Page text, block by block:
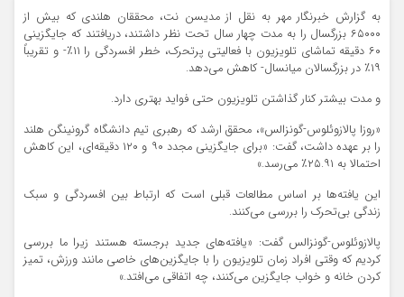
به گزارش خبرنگار مهر به نقل از مدیسن نت، محققان هلندی که بیش از
۶۵۰۰۰ بزرگسال را به مدت چهار سال تحت نظر داشتند، دریافتند که جایگزینی
۶۰ دقیقه تماشای تلویزیون با فعالیتی پرتحرک، خطر افسردگی را ۱۱٪- و تقریباً
۱۹٪ در بزرگسالان میانسال- کاهش می‌دهد.
و مدت بیشتر کنار گذاشتن تلویزیون حتی فواید بهتری دارد.
«روزا پالازوئلوس-گونزالس»، محقق ارشد که رهبری تیم دانشگاه گرونینگن هلند
را بر عهده داشت، گفت: «برای جایگزینی مجدد ۹۰ و ۱۲۰ دقیقه‌ای، این کاهش
احتمالا به ۲۵.۹۱٪ می‌رسد.»
این یافته‌ها بر اساس مطالعات قبلی است که ارتباط بین افسردگی و سبک
زندگی بی‌تحرک را بررسی می‌کنند.
پالازوئلوس-گونزالس گفت: «یافته‌های جدید برجسته هستند زیرا ما بررسی
کردیم که وقتی افراد زمان تلویزیون را با جایگزین‌های خاصی مانند ورزش، تمیز
کردن خانه و خواب جایگزین می‌کنند، چه اتفاقی می‌افتد.»